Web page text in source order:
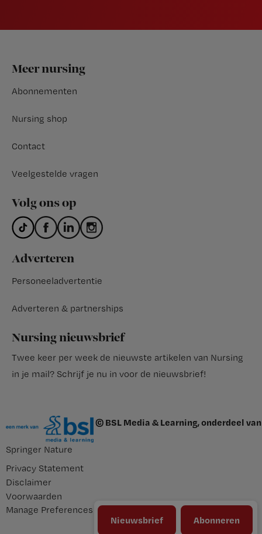
Nieuwsbrief Abonneren
Footer
Meer nursing
Abonnementen
Nursing shop
Contact
Veelgestelde vragen
Volg ons op
Adverteren
Personeeladvertentie
Adverteren & partnerships
Nursing nieuwsbrief
Twee keer per week de nieuwste artikelen van Nursing
in je mail? Schrijf je nu in voor de nieuwsbrief!
© BSL Media & Learning, onderdeel van
Springer Nature
Privacy Statement
Disclaimer
Voorwaarden
Manage Preferences